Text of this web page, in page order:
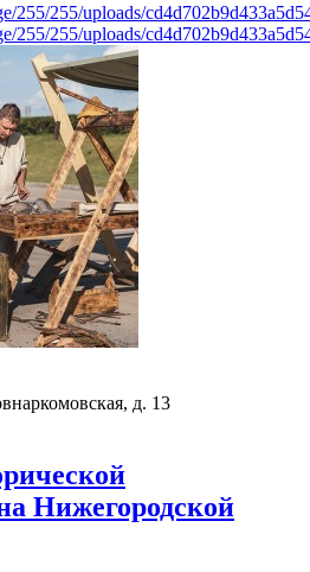
255/255/uploads/
255/255/uploads/
д. 13
Нижегородской